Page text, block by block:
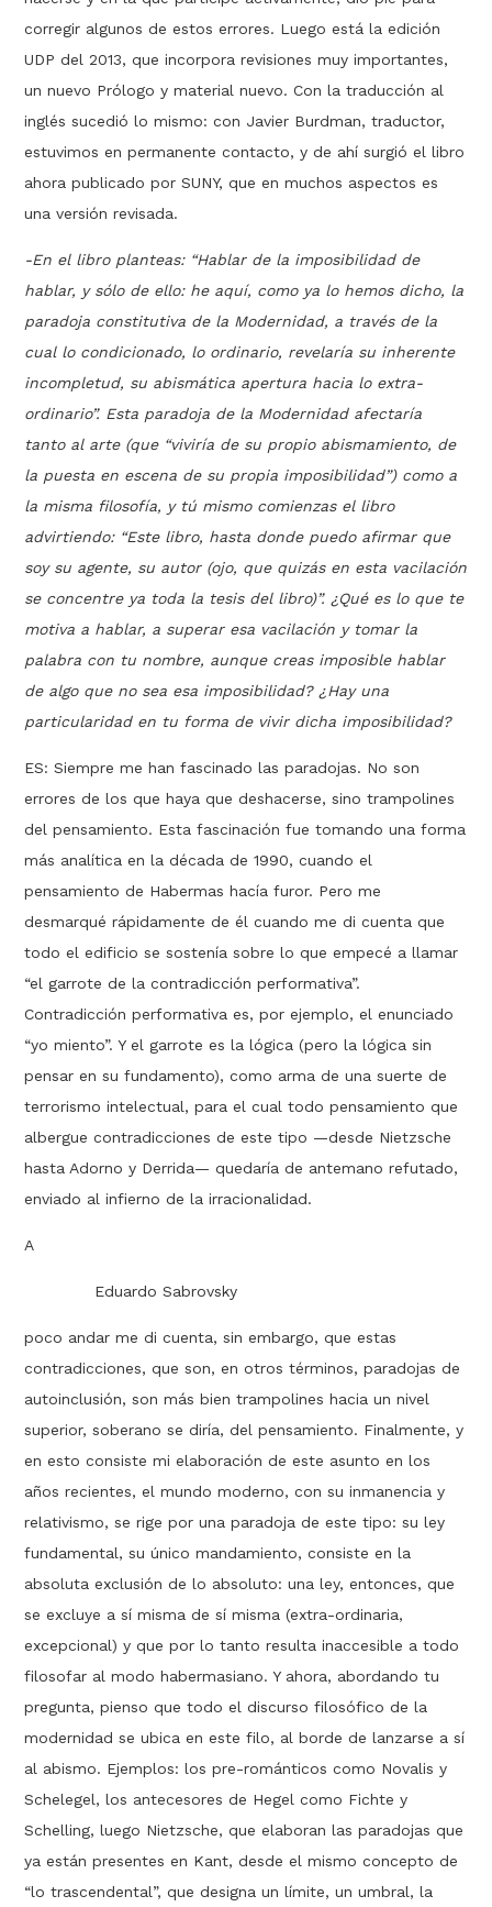
corregir algunos de estos errores. Luego está la edición
UDP del 2013, que incorpora revisiones muy importantes,
un nuevo Prólogo y material nuevo. Con la traducción al
inglés sucedió lo mismo: con Javier Burdman, traductor,
estuvimos en permanente contacto, y de ahí surgió el libro
ahora publicado por SUNY, que en muchos aspectos es
una versión revisada.
-En el libro planteas: “Hablar de la imposibilidad de
hablar, y sólo de ello: he aquí, como ya lo hemos dicho, la
paradoja constitutiva de la Modernidad, a través de la
cual lo condicionado, lo ordinario, revelaría su inherente
incompletud, su abismática apertura hacia lo extra-
ordinario”. Esta paradoja de la Modernidad afectaría
tanto al arte (que “viviría de su propio abismamiento, de
la puesta en escena de su propia imposibilidad”) como a
la misma filosofía, y tú mismo comienzas el libro
advirtiendo: “Este libro, hasta donde puedo afirmar que
soy su agente, su autor (ojo, que quizás en esta vacilación
se concentre ya toda la tesis del libro)”. ¿Qué es lo que te
motiva a hablar, a superar esa vacilación y tomar la
palabra con tu nombre, aunque creas imposible hablar
de algo que no sea esa imposibilidad? ¿Hay una
particularidad en tu forma de vivir dicha imposibilidad?
ES: Siempre me han fascinado las paradojas. No son
errores de los que haya que deshacerse, sino trampolines
del pensamiento. Esta fascinación fue tomando una forma
más analítica en la década de 1990, cuando el
pensamiento de Habermas hacía furor. Pero me
desmarqué rápidamente de él cuando me di cuenta que
todo el edificio se sostenía sobre lo que empecé a llamar
“el garrote de la contradicción performativa”.
Contradicción performativa es, por ejemplo, el enunciado
“yo miento”. Y el garrote es la lógica (pero la lógica sin
pensar en su fundamento), como arma de una suerte de
terrorismo intelectual, para el cual todo pensamiento que
albergue contradicciones de este tipo —desde Nietzsche
hasta Adorno y Derrida— quedaría de antemano refutado,
enviado al infierno de la irracionalidad.
Eduardo Sabrovsky
A
poco andar me di cuenta, sin embargo, que estas
contradicciones, que son, en otros términos, paradojas de
autoinclusión, son más bien trampolines hacia un nivel
superior, soberano se diría, del pensamiento. Finalmente, y
en esto consiste mi elaboración de este asunto en los
años recientes, el mundo moderno, con su inmanencia y
relativismo, se rige por una paradoja de este tipo: su ley
fundamental, su único mandamiento, consiste en la
absoluta exclusión de lo absoluto: una ley, entonces, que
se excluye a sí misma de sí misma (extra-ordinaria,
excepcional) y que por lo tanto resulta inaccesible a todo
filosofar al modo habermasiano. Y ahora, abordando tu
pregunta, pienso que todo el discurso filosófico de la
modernidad se ubica en este filo, al borde de lanzarse a sí
al abismo. Ejemplos: los pre-románticos como Novalis y
Schelegel, los antecesores de Hegel como Fichte y
Schelling, luego Nietzsche, que elaboran las paradojas que
ya están presentes en Kant, desde el mismo concepto de
“lo trascendental”, que designa un límite, un umbral, la